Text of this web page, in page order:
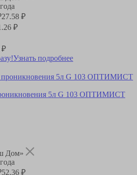
27.58 ₽
₽
₽
Узнать подробнее
5л G 103 ОПТИМИСТ
Дом»
52.36 ₽